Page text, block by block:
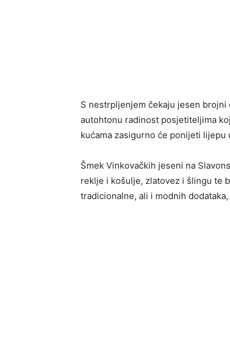
S nestrpljenjem čekaju jesen
autohtonu radinost posjetiteljima
kućama zasigurno će ponijeti lijepu
Šmek Vinkovačkih jeseni na
reklje i košulje, zlatovez i šlingu te
tradicionalne, ali i modnih